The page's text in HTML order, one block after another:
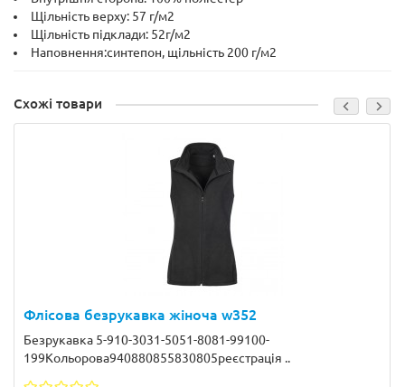
Щільність верху: 57 г/м2
Щільність підклади: 52г/м2
Наповнення:синтепон, щільність 200 г/м2
Схожі товари
Флісова безрукавка жіноча w352
Безрукавка 5-910-3031-5051-8081-99100-
199Кольорова940880855830805реєстрація ..